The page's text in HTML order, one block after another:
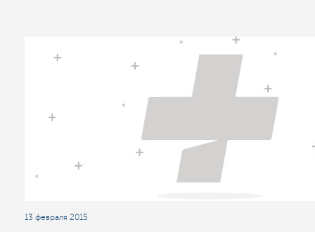
13 февраля 2015